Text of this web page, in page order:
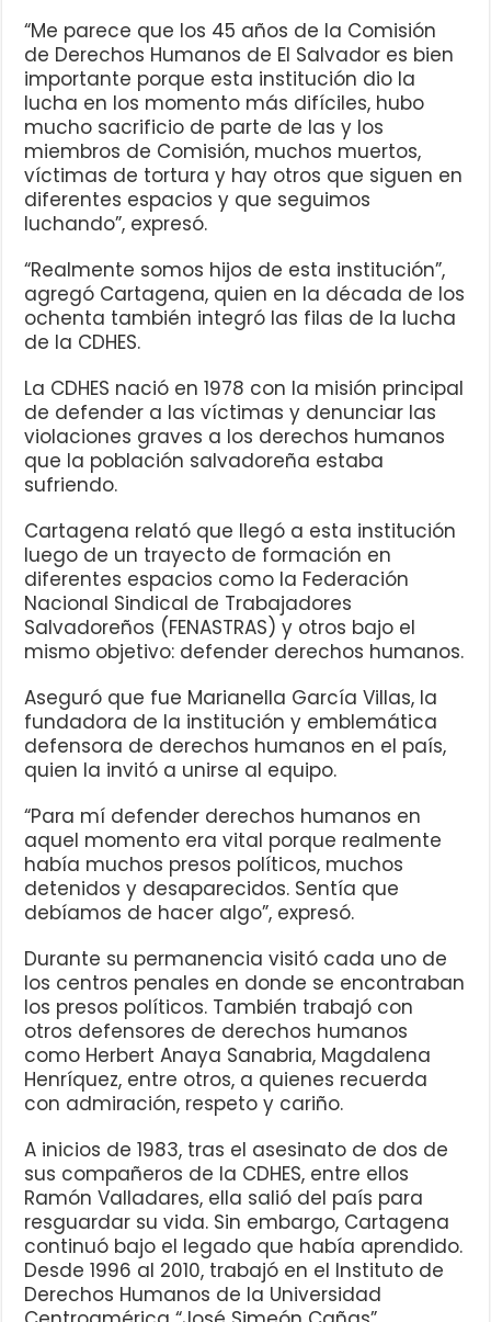
“Me parece que los 45 años de la Comisión
de Derechos Humanos de El Salvador es bien
importante porque esta institución dio la
lucha en los momento más difíciles, hubo
mucho sacrificio de parte de las y los
miembros de Comisión, muchos muertos,
víctimas de tortura y hay otros que siguen en
diferentes espacios y que seguimos
luchando”, expresó.
“Realmente somos hijos de esta institución”,
agregó Cartagena, quien en la década de los
ochenta también integró las filas de la lucha
de la CDHES.
La CDHES nació en 1978 con la misión principal
de defender a las víctimas y denunciar las
violaciones graves a los derechos humanos
que la población salvadoreña estaba
sufriendo.
Cartagena relató que llegó a esta institución
luego de un trayecto de formación en
diferentes espacios como la Federación
Nacional Sindical de Trabajadores
Salvadoreños (FENASTRAS) y otros bajo el
mismo objetivo: defender derechos humanos.
Aseguró que fue Marianella García Villas, la
fundadora de la institución y emblemática
defensora de derechos humanos en el país,
quien la invitó a unirse al equipo.
“Para mí defender derechos humanos en
aquel momento era vital porque realmente
había muchos presos políticos, muchos
detenidos y desaparecidos. Sentía que
debíamos de hacer algo”, expresó.
Durante su permanencia visitó cada uno de
los centros penales en donde se encontraban
los presos políticos. También trabajó con
otros defensores de derechos humanos
como Herbert Anaya Sanabria, Magdalena
Henríquez, entre otros, a quienes recuerda
con admiración, respeto y cariño.
A inicios de 1983, tras el asesinato de dos de
sus compañeros de la CDHES, entre ellos
Ramón Valladares, ella salió del país para
resguardar su vida. Sin embargo, Cartagena
continuó bajo el legado que había aprendido.
Desde 1996 al 2010, trabajó en el Instituto de
Derechos Humanos de la Universidad